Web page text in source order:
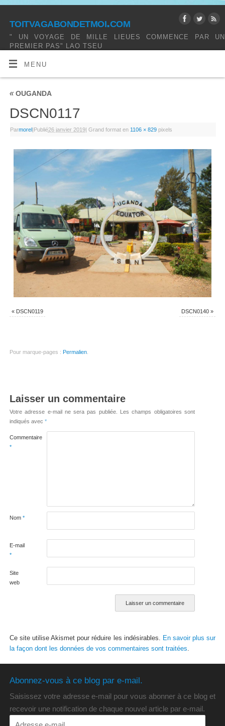
toitvagabondetmoi.com
" UN VOYAGE DE MILLE LIEUES COMMENCE PAR UN
PREMIER PAS" LAO TSEU
MENU
«OUGANDA
DSCN0117
Parmorel|Publié26 janvier 2019| Grand format en 1106 × 829pixels
« DSCN0119 DSCN0140 »
Pour marque-pages : Permalien.
Laisser un commentaire
Votre adresse e-mail ne sera pas publiée.
Les champs obligatoires sont
indiqués avec *
Commentaire
*
Nom *
E-mail
*
Site
web
Ce site utilise Akismet pour réduire les indésirables. En savoir plus sur
la façon dont les données de vos commentaires sont traitées.
Abonnez-vous à ce blog par e-mail.
Saisissez votre adresse e-mail pour vous abonner à ce blog et
recevoir une notification de chaque nouvel article par e-mail.